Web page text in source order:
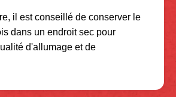
il est conseillé de conserver le
dans un endroit sec pour
d'allumage et de